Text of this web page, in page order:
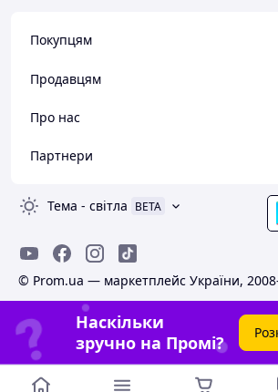
Покупцям
Продавцям
Про нас
Партнери
Тема - світла BETA
© Prom.ua — маркетплейс України,
Наскільки
зручно на Промі?